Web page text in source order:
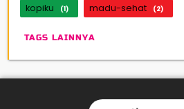
kopiku (1) madu-sehat (2)
TAGS LAINNYA